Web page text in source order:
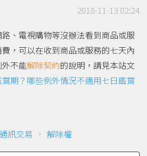
2018-11-13 02:24
、電視購物等沒辦法看到商品或服
，可以在收到商品或服務的七天內
外不能解除契約的說明，請見本站文
期？哪些例外情況不適用七日鑑賞
通訊交易 ， 解除權